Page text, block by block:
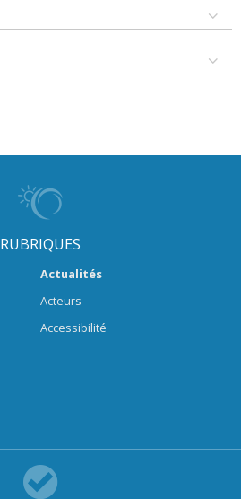
RUBRIQUES
Actualités
Acteurs
Accessibilité